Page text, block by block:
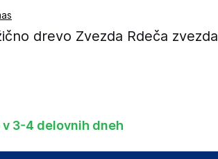
drevo Zvezda Rdeča zvezda
v 3-4 delovnih dneh